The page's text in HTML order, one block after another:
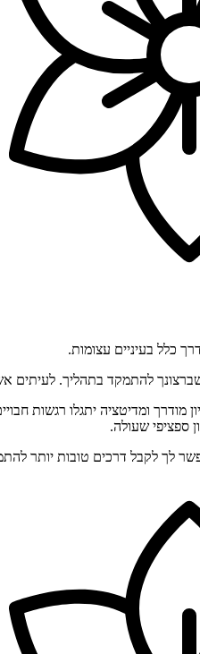
כלל בעיניים עצומות.
להתמקד בתהליך. לעיתים
ומדיטציה יתגלו רגשות
ספציפי שעולה.
לך לקבל דרכים טובות יותר